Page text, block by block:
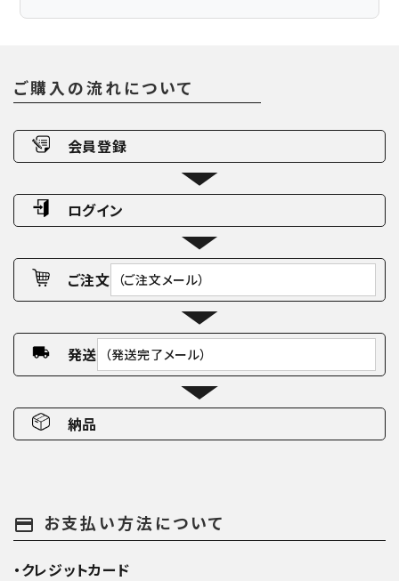
ご購入の流れについて
会員登録
ログイン
ご注文 （ご注文メール）
発送 （発送完了メール）
納品
payment お支払い方法について
・クレジットカード